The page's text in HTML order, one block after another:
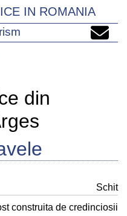
IN ROMANIA
din
Schit
construita de credinciosii